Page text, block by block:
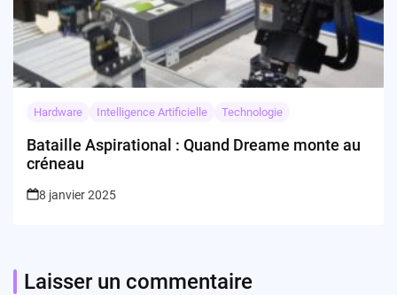
Hardware Intelligence Artificielle Technologie
Bataille Aspirational : Quand Dreame monte au
créneau
8 janvier 2025
Laisser un commentaire